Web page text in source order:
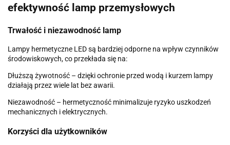
efektywność lamp przemysłowych
Trwałość i niezawodność lamp
Lampy hermetyczne LED są bardziej odporne na wpływ czynników
środowiskowych, co przekłada się na:
Dłuższą żywotność – dzięki ochronie przed wodą i kurzem lampy
działają przez wiele lat bez awarii.
Niezawodność – hermetyczność minimalizuje ryzyko uszkodzeń
mechanicznych i elektrycznych.
Korzyści dla użytkowników